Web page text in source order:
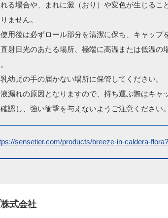
れる場合や、まれに澱（おり）や変色が生じるこ
ません。
使用後は必ずロール部分を清潔に保ち、キャップ
直射日光のあたる場所、極端に高温または低温の
乳幼児の手の届かない場所に保管してください。
液漏れの原因となりますので、持ち運ぶ際はキャ
認し、強い衝撃を与えないようご注意ください。
sensetier.com/products/breeze-in-caldera-
式会社